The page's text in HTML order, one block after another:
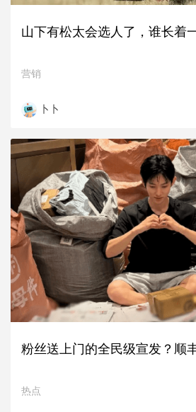
山下有松太会选人了，谁长着
营销
卜卜
粉丝送上门的全民级宣发？顺
热点